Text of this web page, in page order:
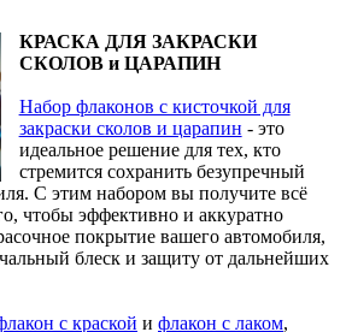
КРАСКА ДЛЯ ЗАКРАСКИ
СКОЛОВ и ЦАРАПИН
Набор флаконов с кисточкой для
закраски сколов и царапин - это
идеальное решение для тех, кто
стремится сохранить безупречный
С этим набором вы получите всё
чтобы эффективно и аккуратно
покрытие вашего автомобиля,
блеск и защиту от дальнейших
с краской и флакон с лаком,